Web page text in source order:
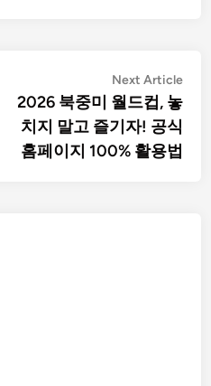
Next Article
2026 북중미 월드컵, 놓
치지 말고 즐기자! 공식
홈페이지 100% 활용법